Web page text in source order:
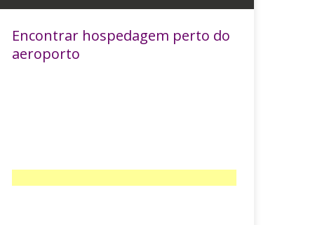
Encontrar hospedagem perto do
aeroporto